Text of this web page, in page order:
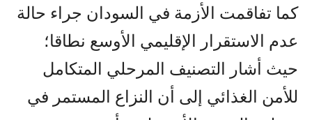
كما تفاقمت الأزمة في السودان جراء حالة
عدم الاستقرار الإقليمي الأوسع نطاقا؛
حيث أشار التصنيف المرحلي المتكامل
للأمن الغذائي إلى أن النزاع المستمر في